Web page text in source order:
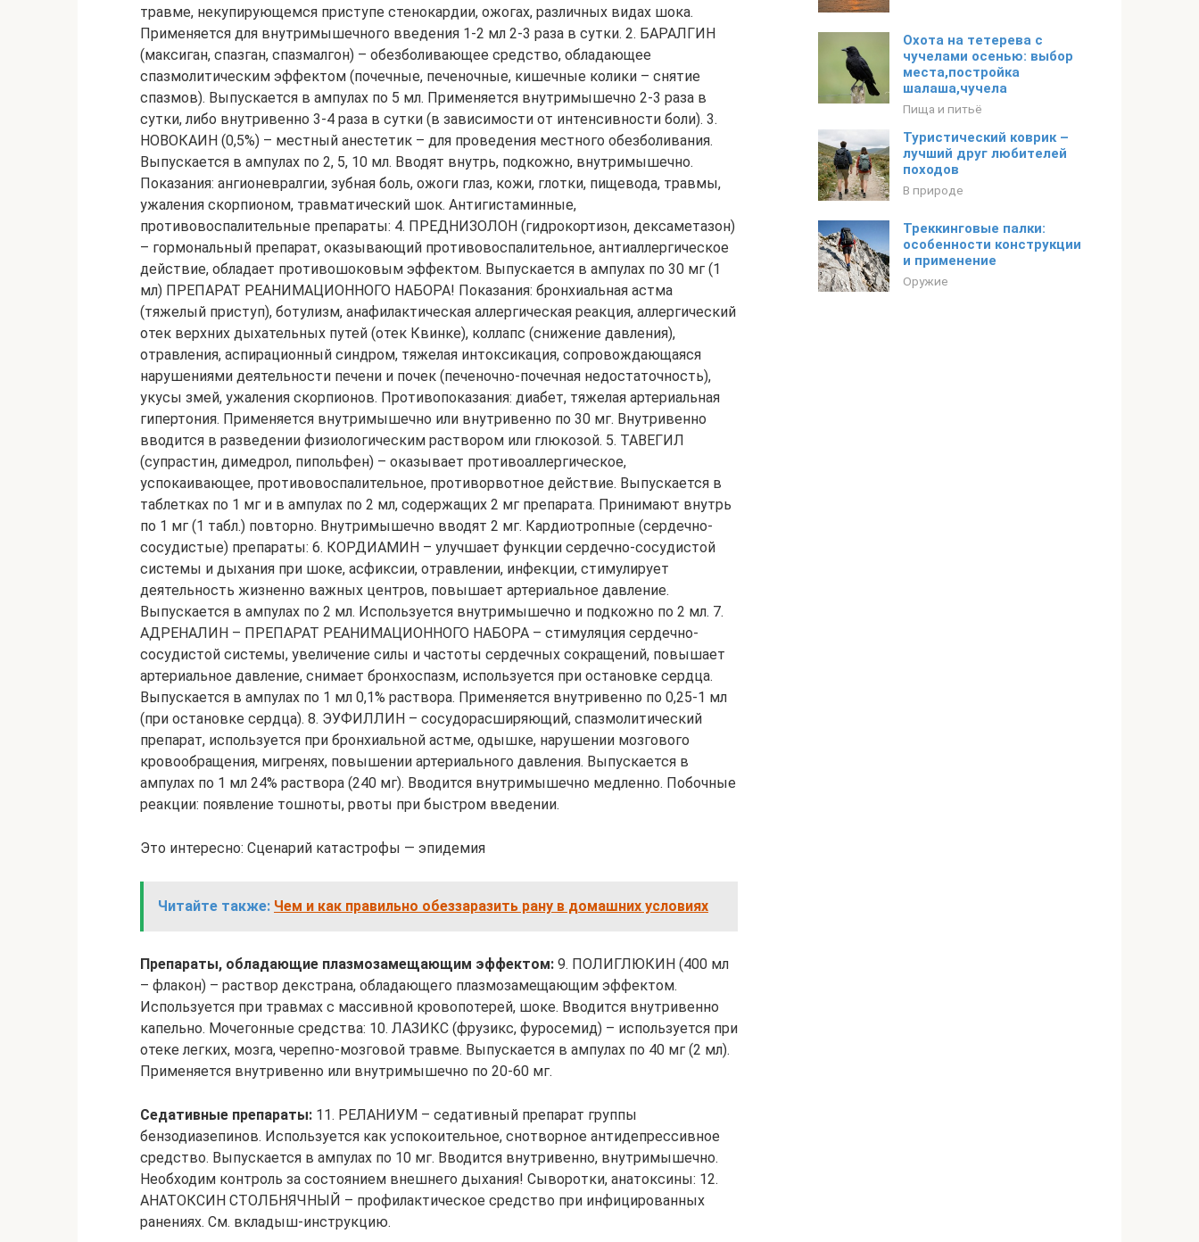
травме, некупирующемся приступе стенокардии, ожогах, различных видах шока.
Применяется для внутримышечного введения 1-2 мл 2-3 раза в сутки. 2. БАРАЛГИН
(максиган, спазган, спазмалгон) – обезболивающее средство, обладающее
спазмолитическим эффектом (почечные, печеночные, кишечные колики – снятие
спазмов). Выпускается в ампулах по 5 мл. Применяется внутримышечно 2-3 раза в
сутки, либо внутривенно 3-4 раза в сутки (в зависимости от интенсивности боли). 3.
НОВОКАИН (0,5%) – местный анестетик – для проведения местного обезболивания.
Выпускается в ампулах по 2, 5, 10 мл. Вводят внутрь, подкожно, внутримышечно.
Показания: ангионевралгии, зубная боль, ожоги глаз, кожи, глотки, пищевода, травмы,
ужаления скорпионом, травматический шок. Антигистаминные,
противовоспалительные препараты: 4. ПРЕДНИЗОЛОН (гидрокортизон, дексаметазон)
– гормональный препарат, оказывающий противовоспалительное, антиаллергическое
действие, обладает противошоковым эффектом. Выпускается в ампулах по 30 мг (1
мл) ПРЕПАРАТ РЕАНИМАЦИОННОГО НАБОРА! Показания: бронхиальная астма
(тяжелый приступ), ботулизм, анафилактическая аллергическая реакция, аллергический
отек верхних дыхательных путей (отек Квинке), коллапс (снижение давления),
отравления, аспирационный синдром, тяжелая интоксикация, сопровождающаяся
нарушениями деятельности печени и почек (печеночно-почечная недостаточность),
укусы змей, ужаления скорпионов. Противопоказания: диабет, тяжелая артериальная
гипертония. Применяется внутримышечно или внутривенно по 30 мг. Внутривенно
вводится в разведении физиологическим раствором или глюкозой. 5. ТАВЕГИЛ
(супрастин, димедрол, пипольфен) – оказывает противоаллергическое,
успокаивающее, противовоспалительное, противорвотное действие. Выпускается в
таблетках по 1 мг и в ампулах по 2 мл, содержащих 2 мг препарата. Принимают внутрь
по 1 мг (1 табл.) повторно. Внутримышечно вводят 2 мг. Кардиотропные (сердечно-
сосудистые) препараты: 6. КОРДИАМИН – улучшает функции сердечно-сосудистой
системы и дыхания при шоке, асфиксии, отравлении, инфекции, стимулирует
деятельность жизненно важных центров, повышает артериальное давление.
Выпускается в ампулах по 2 мл. Используется внутримышечно и подкожно по 2 мл. 7.
АДРЕНАЛИН – ПРЕПАРАТ РЕАНИМАЦИОННОГО НАБОРА – стимуляция сердечно-
сосудистой системы, увеличение силы и частоты сердечных сокращений, повышает
артериальное давление, снимает бронхоспазм, используется при остановке сердца.
Выпускается в ампулах по 1 мл 0,1% раствора. Применяется внутривенно по 0,25-1 мл
(при остановке сердца). 8. ЭУФИЛЛИН – сосудорасширяющий, спазмолитический
препарат, используется при бронхиальной астме, одышке, нарушении мозгового
кровообращения, мигренях, повышении артериального давления. Выпускается в
ампулах по 1 мл 24% раствора (240 мг). Вводится внутримышечно медленно. Побочные
реакции: появление тошноты, рвоты при быстром введении.
Это интересно: Сценарий катастрофы — эпидемия
Читайте также: Чем и как правильно обеззаразить рану в домашних условиях
Препараты, обладающие плазмозамещающим эффектом: 9. ПОЛИГЛЮКИН (400 мл
– флакон) – раствор декстрана, обладающего плазмозамещающим эффектом.
Используется при травмах с массивной кровопотерей, шоке. Вводится внутривенно
капельно. Мочегонные средства: 10. ЛАЗИКС (фрузикс, фуросемид) – используется при
отеке легких, мозга, черепно-мозговой травме. Выпускается в ампулах по 40 мг (2 мл).
Применяется внутривенно или внутримышечно по 20-60 мг.
Седативные препараты: 11. РЕЛАНИУМ – седативный препарат группы
бензодиазепинов. Используется как успокоительное, снотворное антидепрессивное
средство. Выпускается в ампулах по 10 мг. Вводится внутривенно, внутримышечно.
Необходим контроль за состоянием внешнего дыхания! Сыворотки, анатоксины: 12.
АНАТОКСИН СТОЛБНЯЧНЫЙ – профилактическое средство при инфицированных
ранениях. См. вкладыш-инструкцию.
Охота на тетерева с
чучелами осенью: выбор
места,постройка
шалаша,чучела
Пища и питьё
Туристический коврик –
лучший друг любителей
походов
В природе
Треккинговые палки:
особенности конструкции
и применение
Оружие